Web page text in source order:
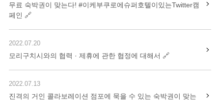
무료 숙박권이 맞는다! #이케부쿠로에슈퍼호텔이있는Twitter캠
페인
2022.07.20
모리구치시와의 협력 · 제휴에 관한 협정에 대해서
2022.07.13
진격의 거인 콜라보레이션 점포에 묵을 수 있는 숙박권이 맞는